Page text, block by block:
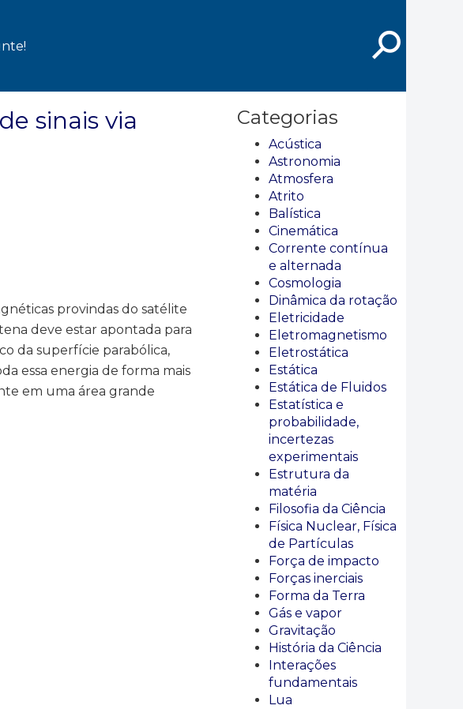
⚲
sinais via
provindas do satélite
deve estar apontada para
da superfície parabólica,
essa energia de forma mais
em uma área grande
Categorias
Acústica
Astronomia
Atmosfera
Atrito
Balística
Cinemática
Corrente contínua
e alternada
Cosmologia
Dinâmica da rotação
Eletricidade
Eletromagnetismo
Eletrostática
Estática
Estática de Fluidos
Estatística e
probabilidade,
incertezas
experimentais
Estrutura da
matéria
Filosofia da Ciência
Física Nuclear, Física
de Partículas
Força de impacto
Forças inerciais
Forma da Terra
Gás e vapor
Gravitação
História da Ciência
Interações
fundamentais
Lua